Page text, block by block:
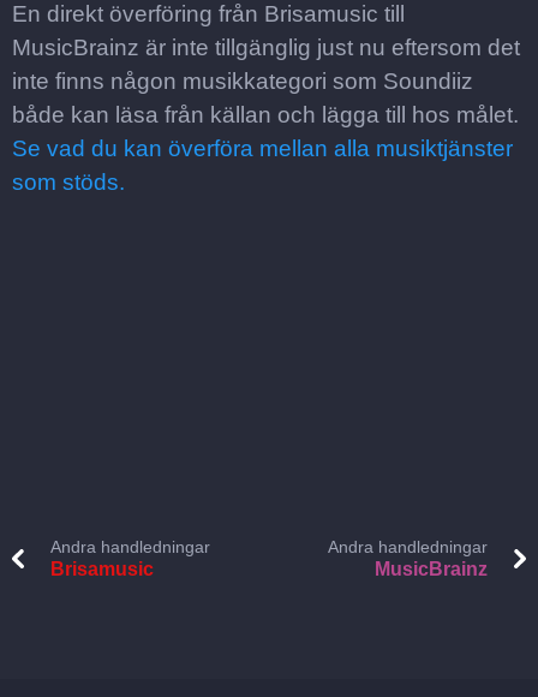
En direkt överföring från Brisamusic till
MusicBrainz är inte tillgänglig just nu eftersom det
inte finns någon musikkategori som Soundiiz
både kan läsa från källan och lägga till hos målet.
Se vad du kan överföra mellan alla musiktjänster
som stöds.
Andra handledningar
Brisamusic
Andra handledningar
MusicBrainz